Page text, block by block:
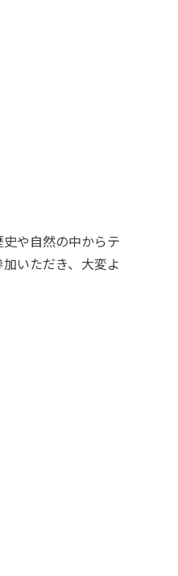
や自然の中からテ
いただき、大変よ